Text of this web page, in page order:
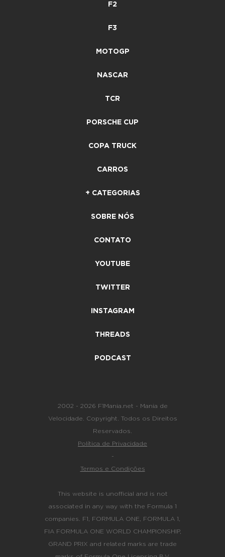
F2
F3
MOTOGP
NASCAR
TCR
PORSCHE CUP
COPA TRUCK
CARROS
+ CATEGORIAS
SOBRE NÓS
CONTATO
YOUTUBE
TWITTER
INSTAGRAM
THREADS
PODCAST
2002 - 2026 F1Mania.net - Mania de
Velocidade. Copyright. Todos os Direitos
Reservados.
Política de Privacidade
-
Termos e Condições
This website is unofficial and is not
associated in any way with the Formula 1
companies. F1, FORMULA ONE, FORMULA 1,
FIA FORMULA ONE WORLD CHAMPIONSHIP,
GRAND PRIX and related marks are trade